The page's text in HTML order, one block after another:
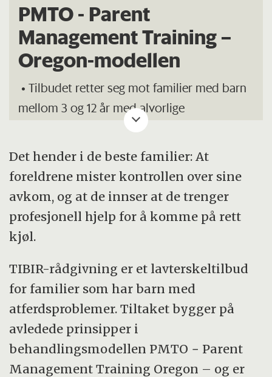
PMTO - Parent
Management Training –
Oregon-modellen
• Tilbudet retter seg mot familier med barn
mellom 3 og 12 år med alvorlige
• Målet med behandlingen er at barnet og
foreldre gjenoppretter en positiv relasjon
slik at opposisjonell atferd brytes og positiv
utvikling fremmes.
• En metode der foreldrene gjennom et
behandlingsforløp trenes i alternative
oppdragelsesferdigheter som fremmer
prososial atferd og reduserer avvikende
atferd.
• Foreldrene lærer seg å identifisere,
definere og observere barnets atferd på nye
måter. Kommunikasjonsmønsteret i familien
Det hender i de beste familier: At
foreldrene mister kontrollen over sine
avkom, og at de innser at de trenger
profesjonell hjelp for å komme på rett
kjøl.
TIBIR-rådgivning er et lavterskeltilbud
for familier som har barn med
atferdsproblemer. Tiltaket bygger på
avledede prinsipper i
behandlingsmodellen PMTO − Parent
Management Training Oregon – og er